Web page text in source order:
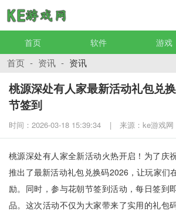
首页 软件 游戏
首页 - 资讯 - 资讯
桃源深处有人家最新活动礼包兑
节签到
时间：2026-03-18 15:39:34 来源：ke游戏网
桃源深处有人家全新活动火热开启！为了庆
推出了最新活动礼包兑换码2026，让玩家们
励。同时，参与花朝节签到活动，每日签到
品。这次活动不仅为大家带来了实用的礼包